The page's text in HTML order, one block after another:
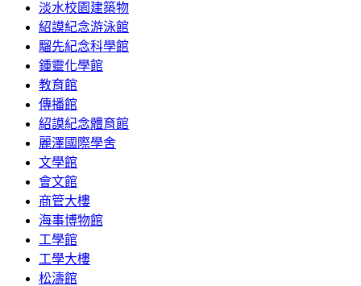
淡水校園建築物
紹謨紀念游泳館
騮先紀念科學館
鍾靈化學館
教育館
傳播館
紹謨紀念體育館
麗澤國際學舍
文學館
會文館
商管大樓
海事博物館
工學館
工學大樓
松濤館